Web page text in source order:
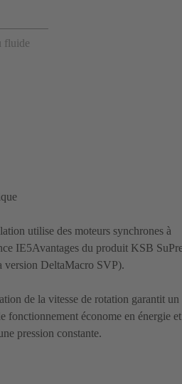
fluide
utilise des moteurs synchrones à
IE5Avantages du produit KSB
version DeltaMacro SVP).
de la vitesse de rotation garantit un
fonctionnement économe en énergie et
pression constante.